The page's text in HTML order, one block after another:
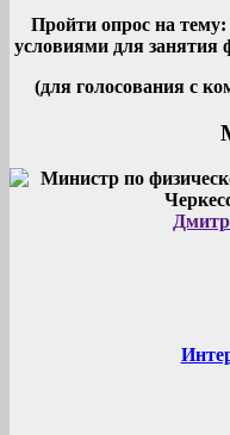
Пройти опрос на
условиями для занятия
(для голосования с